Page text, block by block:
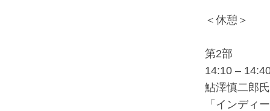
＜休憩＞
第2部
14:10 –
鮎澤慎二郎
「インディ